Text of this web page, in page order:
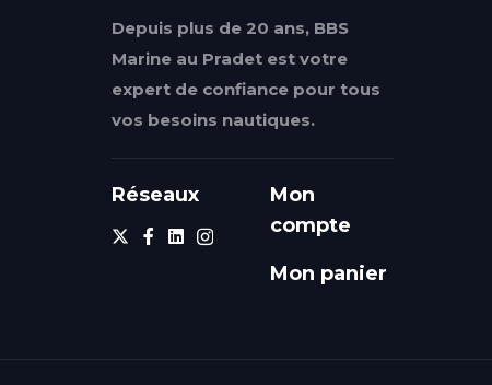
Depuis plus de 20 ans, BBS
Marine au Pradet est votre
expert de confiance pour tous
vos besoins nautiques.
Réseaux
Mon
compte
Mon panier